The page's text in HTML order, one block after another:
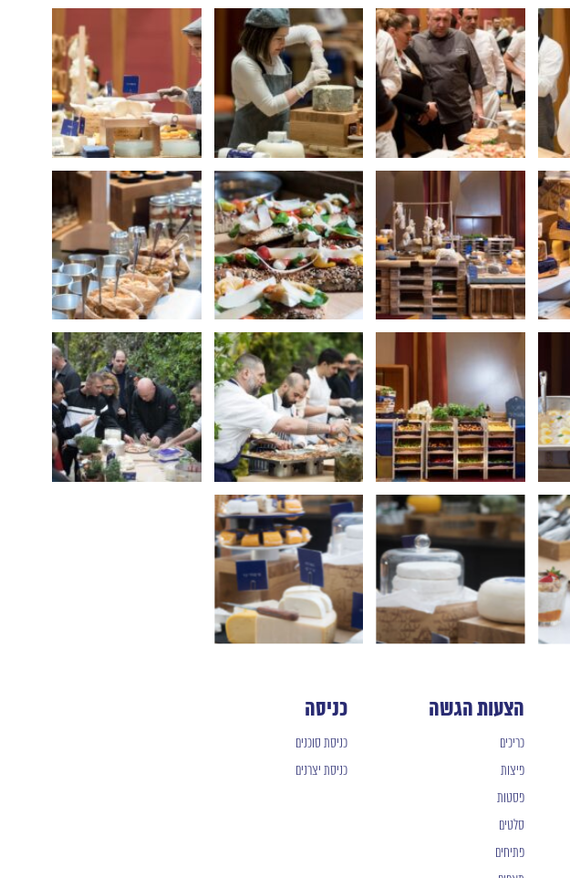
הצעות הגשה
כריכים
פיצות
פסטות
סלטים
פתיחים
כניסה
כניסת סוכנים
כניסת יצרנים